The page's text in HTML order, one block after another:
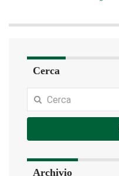
Cerca
Archivio